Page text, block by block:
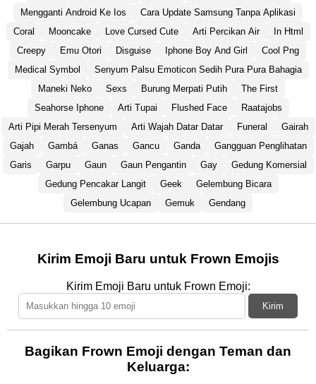
Mengganti Android Ke Ios
Cara Update Samsung Tanpa Aplikasi
Coral
Mooncake Love Cursed Cute Arti Percikan Air
In Html
Creepy
Emu Otori Disguise Iphone Boy And Girl
Cool Png
Medical Symbol
Senyum Palsu Emoticon Sedih Pura Pura Bahagia
Maneki Neko
Sexs Burung Merpati Putih
The First
Seahorse Iphone
Arti Tupai Flushed Face
Raatajobs
Arti Pipi Merah Tersenyum
Arti Wajah Datar Datar Funeral
Gairah
Gajah
Gambá Ganas Gancu Ganda
Gangguan Penglihatan
Garis
Garpu Gaun Gaun Pengantin Gay
Gedung Komersial
Gedung Pencakar Langit
Geek
Gelembung Bicara
Gelembung Ucapan
Gemuk Gendang
Kirim Emoji Baru untuk Frown Emojis
Kirim Emoji Baru untuk Frown Emoji:
Kirim
Bagikan Frown Emoji dengan Teman dan
Keluarga: